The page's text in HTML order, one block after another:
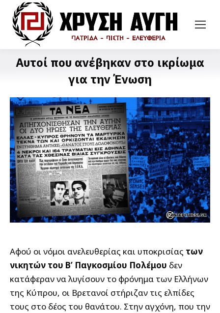
Αυτοί που ανέβηκαν στο ικρίωμα
για την Ένωση
Αφού οι νόμοι ανελευθερίας και υποκρισίας των
νικητών του Β’ Παγκοσμίου Πολέμου δεν
κατάφεραν να λυγίσουν το φρόνημα των Ελλήνων
της Κύπρου, οι Βρετανοί στήριζαν τις ελπίδες
τους στο δέος του θανάτου. Στην αγχόνη, που την